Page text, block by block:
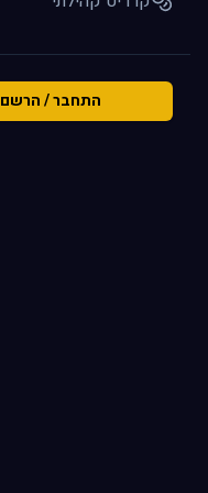
התחבר / הרשם